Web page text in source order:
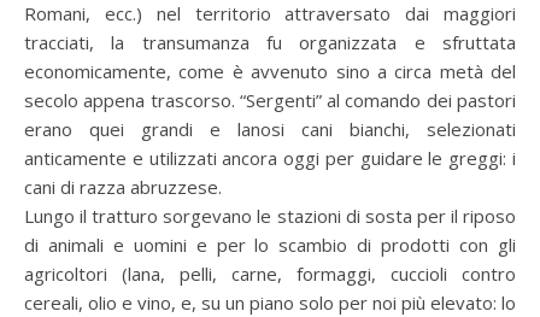
Romani, ecc.) nel territorio attraversato dai maggiori
tracciati, la transumanza fu organizzata e sfruttata
economicamente, come è avvenuto sino a circa metà del
secolo appena trascorso. “Sergenti” al comando dei pastori
erano quei grandi e lanosi cani bianchi, selezionati
anticamente e utilizzati ancora oggi per guidare le greggi: i
cani di razza abruzzese.
Lungo il tratturo sorgevano le stazioni di sosta per il riposo
di animali e uomini e per lo scambio di prodotti con gli
agricoltori (lana, pelli, carne, formaggi, cuccioli contro
cereali, olio e vino, e, su un piano solo per noi più elevato: lo